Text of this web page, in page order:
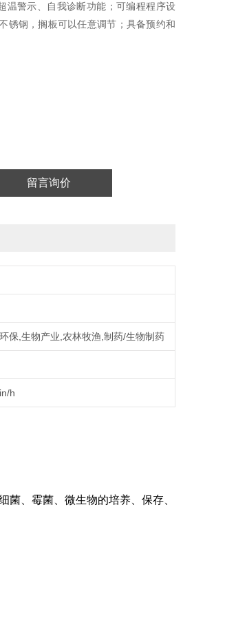
温警示、自我诊断功能；可编程程序设
锈钢，搁板可以任意调节；具备预约和
恢复功能，保证设备不会因停电、死
留言询价
保,生物产业,农林牧渔,制药/生物制药
h
、霉菌、微生物的培养、保存、